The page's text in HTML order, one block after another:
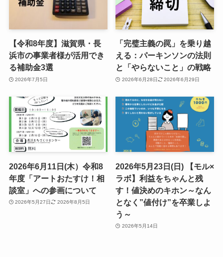
【令和8年度】滋賀県・長
浜市の事業者様が活用でき
る補助金3選
2026年7月5日
「完璧主義の罠」を乗り越
える：パーキンソンの法則
と「やらないこと」の戦略
2026年6月28日 2026年6月29日
2026年6月11日(木）令和8
年度「アートおたすけ！相
談室」への参画について
2026年5月27日 2026年8月5日
2026年5月23日(日) 【モル×
ラボ】利益をちゃんと残
す！値決めのキホン～なん
となく”値付け”を卒業しよ
う～
2026年5月14日